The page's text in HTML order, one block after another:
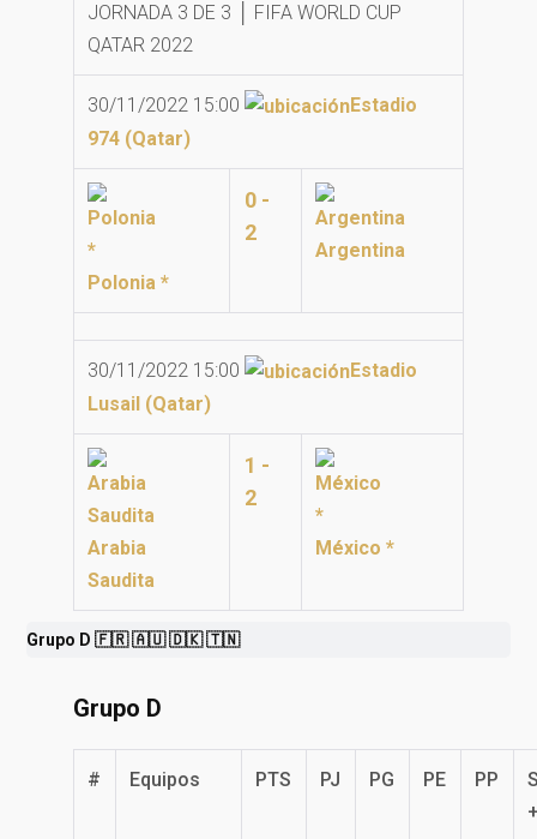
JORNADA 3 DE 3 │ FIFA WORLD CUP
QATAR 2022
30/11/2022 15:00
Estadio
974 (Qatar)
Polonia *
0 -
2
Argentina
30/11/2022 15:00
Estadio
Lusail (Qatar)
Arabia
Saudita
1 -
2
México *
Grupo D 🇫🇷 🇦🇺 🇩🇰 🇹🇳
Grupo D
# Equipos PTS PJ PG PE PP